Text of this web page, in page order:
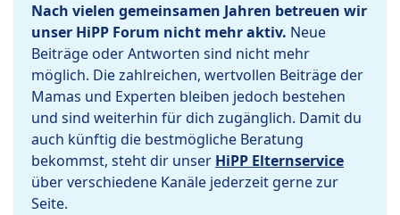
Nach vielen gemeinsamen Jahren betreuen wir
unser HiPP Forum nicht mehr aktiv. Neue
Beiträge oder Antworten sind nicht mehr
möglich. Die zahlreichen, wertvollen Beiträge der
Mamas und Experten bleiben jedoch bestehen
und sind weiterhin für dich zugänglich. Damit du
auch künftig die bestmögliche Beratung
bekommst, steht dir unser HiPP Elternservice
über verschiedene Kanäle jederzeit gerne zur
Seite.